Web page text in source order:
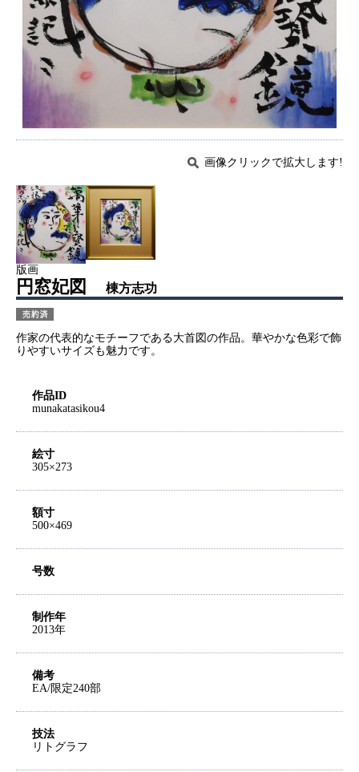
画像クリックで拡大します!
版画
円窓妃図 棟方志功
作家の代表的なモチーフである大首図の作品。華やかな色彩で飾
りやすいサイズも魅力です。
作品ID
munakatasikou4
絵寸
305×273
額寸
500×469
号数
制作年
2013年
備考
EA/限定240部
技法
リトグラフ